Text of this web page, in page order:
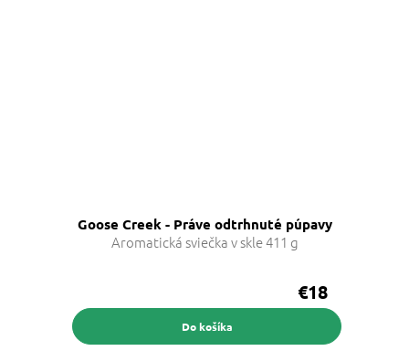
Goose Creek - Práve odtrhnuté púpavy
Aromatická sviečka v skle 411 g
€18
Do košíka